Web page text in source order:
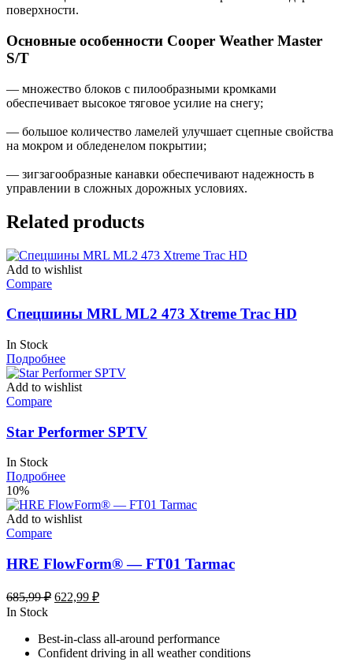
поверхности.
Основные особенности Cooper Weather Master
S/T
— множество блоков с пилообразными кромками
обеспечивает высокое тяговое усилие на снегу;
— большое количество ламелей улучшает сцепные свойства
на мокром и обледенелом покрытии;
— зигзагообразные канавки обеспечивают надежность в
управлении в сложных дорожных условиях.
Related products
Add to wishlist
Compare
Спецшины MRL ML2 473 Xtreme Trac HD
In Stock
Подробнее
Add to wishlist
Compare
Star Performer SPTV
In Stock
Подробнее
10%
Add to wishlist
Compare
HRE FlowForm® — FT01 Tarmac
685,99₽ Первоначальная
685,99 ₽.
622,99 ₽Текущая
In Stock
Best-in-class all-around performance
Confident driving in all weather conditions